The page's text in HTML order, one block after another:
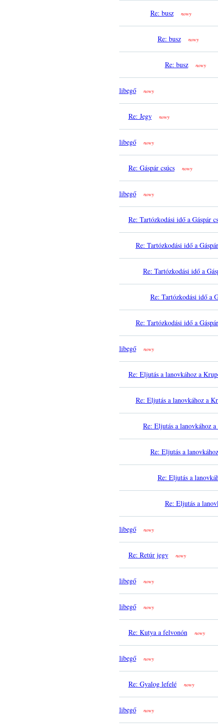
Re: busz nowy
Re: busz nowy
Re: busz nowy
libegő nowy
Re: Jegy nowy
libegő nowy
Re: Gáspár csúcs nowy
libegő nowy
Re: Tartózkodási idő a Gáspár
Re: Tartózkodási idő a
Re: Tartózkodási idő a
Re: Tartózkodási idő a
Re: Tartózkodási idő a
libegő nowy
Re: Eljutás a lanovkához a
Re: Eljutás a lanovkához a
Re: Eljutás a lanovkához
Re: Eljutás a
Re: Eljutás a
Re: Eljutás a
libegő nowy
Re: Retúr jegy nowy
libegő nowy
libegő nowy
Re: Kutya a felvonón nowy
libegő nowy
Re: Gyalog lefelé nowy
libegő nowy